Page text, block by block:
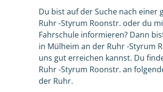
Du bist auf der Suche nach einer
Ruhr -Styrum Roonstr. oder du
Fahrschule informieren? Dann
in Mülheim an der Ruhr -Styrum
uns gut erreichen kannst. Du
Ruhr -Styrum Roonstr. an
der Ruhr.